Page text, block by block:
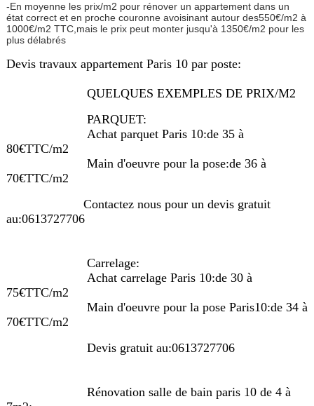
-En moyenne les prix/m2 pour rénover un appartement dans un
état correct et en proche couronne avoisinant autour des550€/m2 à
1000€/m2 TTC,mais le prix peut monter jusqu'à 1350€/m2 pour les
plus délabrés
Devis travaux appartement Paris 10 par poste:
QUELQUES EXEMPLES DE PRIX/M2
PARQUET:
Achat parquet Paris 10:de 35 à
80€TTC/m2
Main d'oeuvre pour la pose:de 36 à
70€TTC/m2
Contactez nous pour un devis gratuit
au:0613727706
Carrelage:
Achat carrelage Paris 10:de 30 à
75€TTC/m2
Main d'oeuvre pour la pose Paris10:de 34 à
70€TTC/m2
Devis gratuit au:0613727706
Rénovation salle de bain paris 10 de 4 à